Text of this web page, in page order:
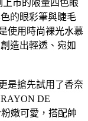
市的限量四色眼
的眼彩筆與睫毛
使用時尚裸光水慕
造出輕透、宛如
是搶先試用了香奈
DE
嫩可愛，搭配帥